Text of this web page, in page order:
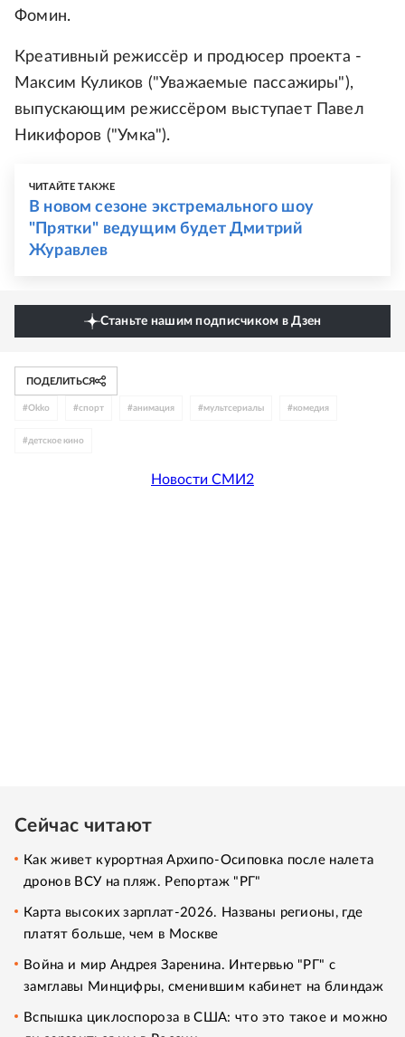
Фомин.
Креативный режиссёр и продюсер проекта -
Максим Куликов ("Уважаемые пассажиры"),
выпускающим режиссёром выступает Павел
Никифоров ("Умка").
ЧИТАЙТЕ ТАКЖЕ
В новом сезоне экстремального шоу
"Прятки" ведущим будет Дмитрий
Журавлев
Станьте нашим подписчиком в Дзен
ПОДЕЛИТЬСЯ
#Okko #спорт #анимация #мультсериалы #комедия
#детское кино
Новости СМИ2
Сейчас читают
Как живет курортная Архипо-Осиповка после налета
дронов ВСУ на пляж. Репортаж "РГ"
Карта высоких зарплат-2026. Названы регионы, где
платят больше, чем в Москве
Война и мир Андрея Заренина. Интервью "РГ" с
замглавы Минцифры, сменившим кабинет на блиндаж
Вспышка циклоспороза в США: что это такое и можно